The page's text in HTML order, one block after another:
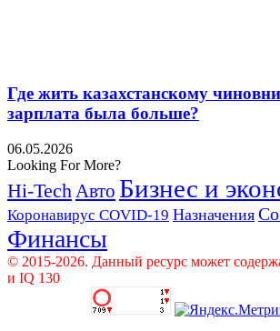
Где жить казахстанскому
зарплата была больше?
06.05.2026
Looking For More?
Hi-Tech Авто Бизнес и
Коронавирус COVID-19 Назначения
Финансы
© 2015-2026. Данный ресурс может
и IQ 130